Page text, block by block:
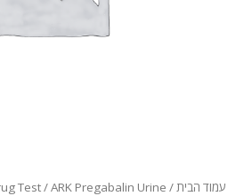
עמוד הבית/
Test/ARK Pregabalin Urine